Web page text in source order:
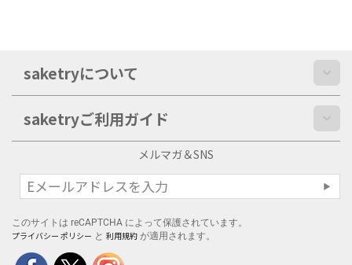
saketryについて
saketryご利用ガイド
メルマガ＆SNS
このサイトは reCAPTCHA によって保護されています。
プライバシー ポリシー と 利用規約 が適用されます。